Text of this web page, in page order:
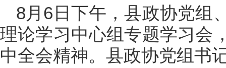
8月6日下午，县政协党组
理论学习中心组专题学习会
中全会精神。县政协党组书